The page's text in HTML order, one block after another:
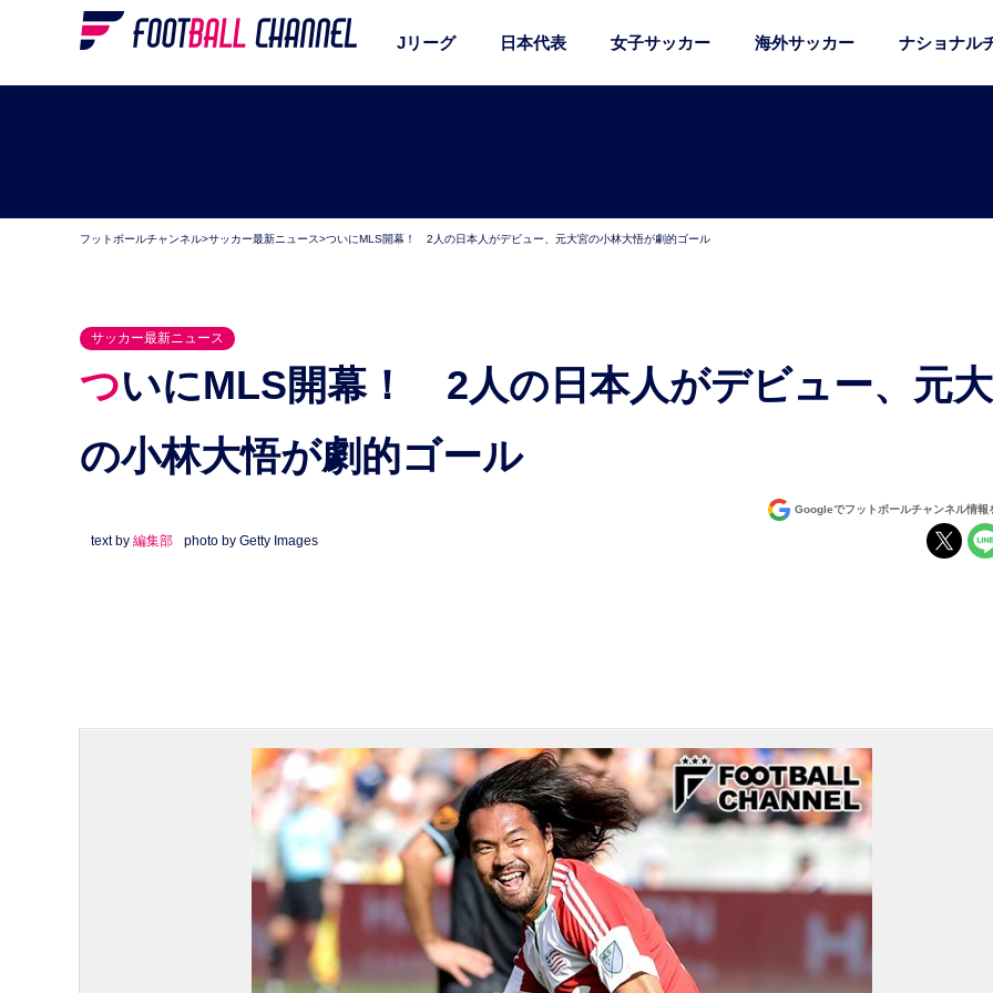
Jリーグ 日本代表 女子サッカー 海外サッカー ナショナル
フットボールチャンネル>サッカー最新ニュース>ついにMLS開幕！ 2人の日本人がデビュー、元大宮の小林大悟が劇的ゴール
サッカー最新ニュース
ついにMLS開幕！ 2人の日本人がデビュー、元大宮
の小林大悟が劇的ゴール
Googleでフットボールチャンネル情報
text by 編集部 photo by Getty Images